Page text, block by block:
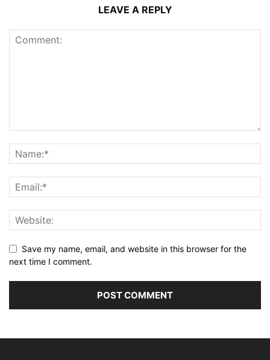
LEAVE A REPLY
Save my name, email, and website in this browser for the
next time I comment.